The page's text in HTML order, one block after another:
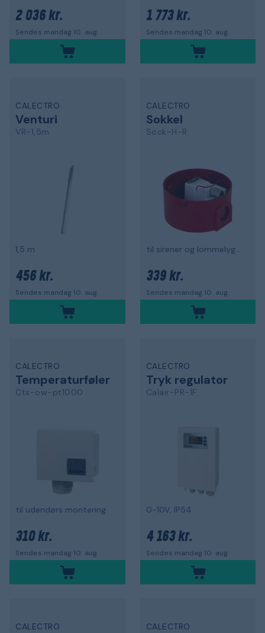
2 036 kr.
Sendes mandag 10. aug.
1 773 kr.
Sendes mandag 10. aug.
CALECTRO
Venturi
VR-1,5m
1,5 m
456 kr.
Sendes mandag 10. aug.
CALECTRO
Sokkel
Sock-H-R
til sirener og lommelygter
339 kr.
Sendes mandag 10. aug.
CALECTRO
Temperaturføler
Cts-ow-pt1000
til udendørs montering
310 kr.
Sendes mandag 10. aug.
CALECTRO
Tryk regulator
Calair-PR-1F
0-10V, IP54
4 163 kr.
Sendes mandag 10. aug.
CALECTRO CALECTRO